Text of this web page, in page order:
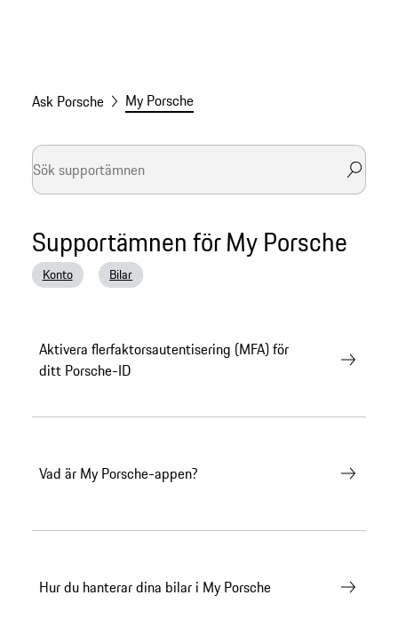
Ask Porsche My Porsche
Supportämnen för My Porsche
Konto Bilar
Aktivera flerfaktorsautentisering (MFA) för
ditt Porsche-ID
Vad är My Porsche-appen?
Hur du hanterar dina bilar i My Porsche